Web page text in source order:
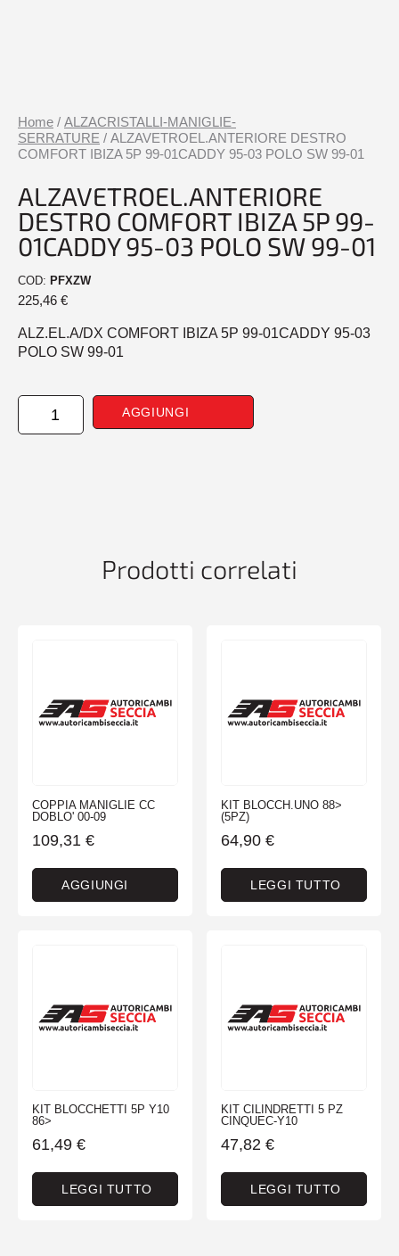
Home / ALZACRISTALLI-MANIGLIE-
SERRATURE / ALZAVETROEL.ANTERIORE DESTRO
COMFORT IBIZA 5P 99-01CADDY 95-03 POLO SW 99-01
ALZAVETROEL.ANTERIORE
DESTRO COMFORT IBIZA 5P 99-
01CADDY 95-03 POLO SW 99-01
COD: PFXZW
225,46 €
ALZ.EL.A/DX COMFORT IBIZA 5P 99-01CADDY 95-03
POLO SW 99-01
ALZAVETROEL.ANTERIORE
DESTRO
AGGIUNGI
Prodotti correlati
COPPIA MANIGLIE CC
DOBLO' 00-09
109,31 €
AGGIUNGI
KIT BLOCCH.UNO 88>
(5PZ)
64,90 €
LEGGI TUTTO
KIT BLOCCHETTI 5P Y10
86>
61,49 €
LEGGI TUTTO
KIT CILINDRETTI 5 PZ
CINQUEC-Y10
47,82 €
LEGGI TUTTO